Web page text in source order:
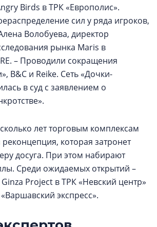
Birds в ТРК «Европолис».
сил у ряда игроков,
Волобуева, директор
рынка Maris в
– Проводили сокращения
B&C и Reike. Сеть «Дочки-
в суд с заявлением о
лет торговым комплексам
которая затронет
досуга. При этом набирают
Среди ожидаемых открытий –
Project в ТРК «Невский центр»
экспресс».